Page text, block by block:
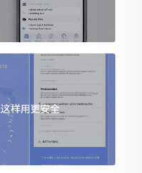
样用更安全